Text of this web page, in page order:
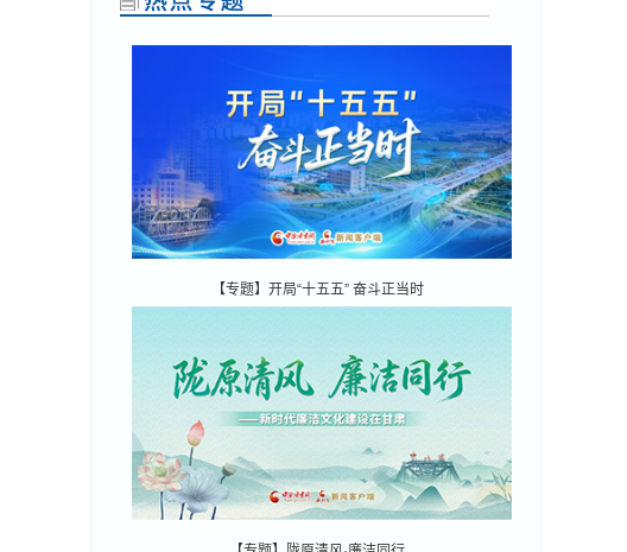
【专题】开局“十五五” 奋斗正当时